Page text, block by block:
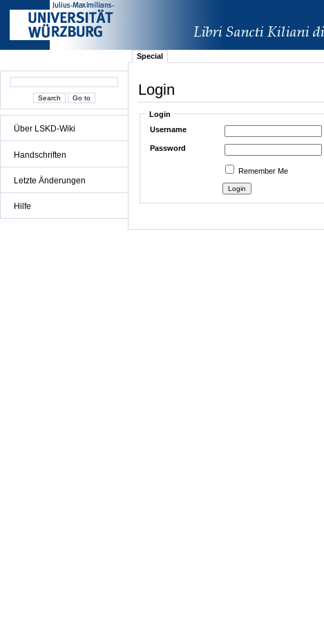
Über LSKD-Wiki
Handschriften
Letzte Änderungen
Hilfe
Special
Login
Login
Username
Password
Remember Me